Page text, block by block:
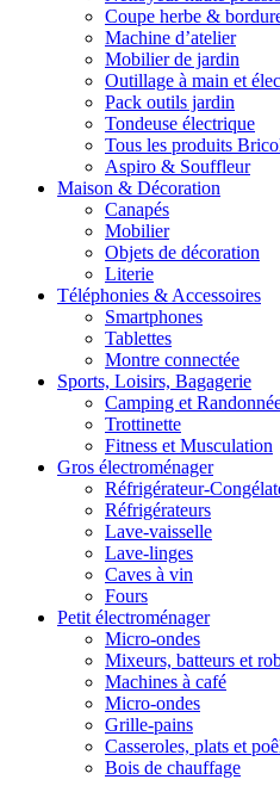
Coupe herbe &
Machine d’atelier
Mobilier de jardin
Outillage à main et
Pack outils jardin
Tondeuse électrique
Tous les produits
Aspiro & Souffleur
Maison & Décoration
Canapés
Mobilier
Objets de décoration
Literie
Téléphonies & Accessoires
Smartphones
Tablettes
Montre connectée
Sports, Loisirs, Bagagerie
Camping et
Trottinette
Fitness et Musculation
Gros électroménager
Réfrigérateur-
Réfrigérateurs
Lave-vaisselle
Lave-linges
Caves à vin
Fours
Petit électroménager
Micro-ondes
Mixeurs, batteurs et
Machines à café
Micro-ondes
Grille-pains
Casseroles, plats et
Bois de chauffage